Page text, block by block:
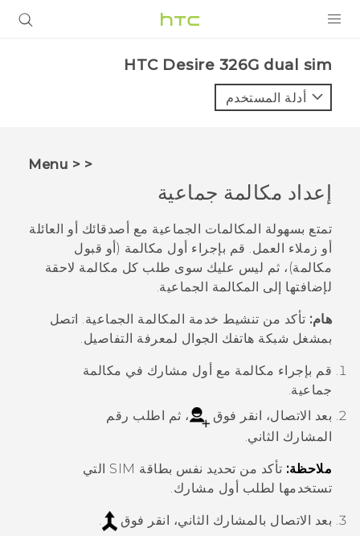
VIVE
VIVERSE
البرامج + التطبيقات
الدعم
أجهزة HTC والملحقات
HTC Desire 326G dual sim‎
أدلة المستخدم
< < Menu
إعداد مكالمة جماعية
تمتع بسهولة المكالمات الجماعية مع أصدقائك أو العائلة
أو زملاء العمل. قم بإجراء أول مكالمة (أو قبول
مكالمة)، ثم ليس عليك سوى طلب كل مكالمة لاحقة
لإضافتها إلى المكالمة الجماعية.
هام: تأكد من تنشيط خدمة المكالمة الجماعية. اتصل
بمشغل شبكة هاتفك الجوال لمعرفة التفاصيل.
قم بإجراء مكالمة مع أول مشارك في مكالمة
جماعية.
بعد الاتصال، انقر فوق
، ثم اطلب رقم
المشارك الثاني.
ملاحظة:
تأكد من تحديد نفس بطاقة SIM التي
تستخدمها لطلب أول مشارك.
بعد الاتصال بالمشارك الثاني، انقر فوق